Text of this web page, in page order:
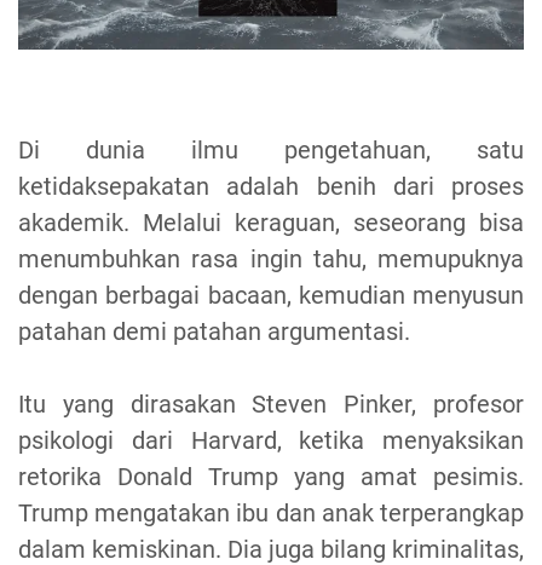
Di dunia ilmu pengetahuan, satu
ketidaksepakatan adalah benih dari proses
akademik. Melalui keraguan, seseorang bisa
menumbuhkan rasa ingin tahu, memupuknya
dengan berbagai bacaan, kemudian menyusun
patahan demi patahan argumentasi.
Itu yang dirasakan Steven Pinker, profesor
psikologi dari Harvard, ketika menyaksikan
retorika Donald Trump yang amat pesimis.
Trump mengatakan ibu dan anak terperangkap
dalam kemiskinan. Dia juga bilang kriminalitas,